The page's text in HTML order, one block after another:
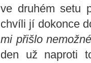
ve druhém setu
chvíli jí dokonce
mi přišlo
den už naproti